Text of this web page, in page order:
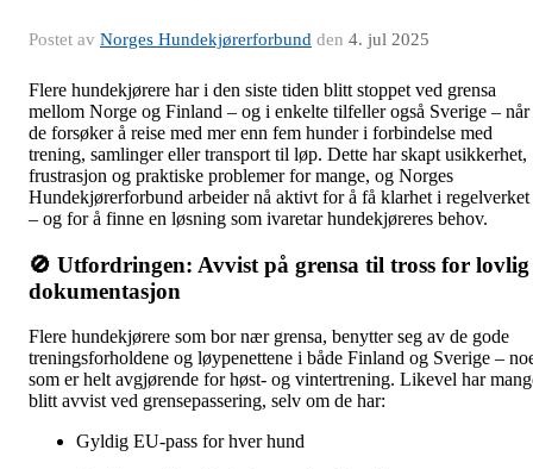
Postet av Norges Hundekjørerforbund den 4. jul 2025
Flere hundekjørere har i den siste tiden blitt stoppet ved grensa
mellom Norge og Finland – og i enkelte tilfeller også Sverige – når
de forsøker å reise med mer enn fem hunder i forbindelse med
trening, samlinger eller transport til løp. Dette har skapt usikkerhet,
frustrasjon og praktiske problemer for mange, og Norges
Hundekjørerforbund arbeider nå aktivt for å få klarhet i regelverket
– og for å finne en løsning som ivaretar hundekjøreres behov.
🚫 Utfordringen: Avvist på grensa til tross for lovlig
dokumentasjon
Flere hundekjørere som bor nær grensa, benytter seg av de gode
treningsforholdene og løypenettene i både Finland og Sverige –
som er helt avgjørende for høst- og vintertrening. Likevel har
blitt avvist ved grensepassering, selv om de har:
Gyldig EU-pass for hver hund